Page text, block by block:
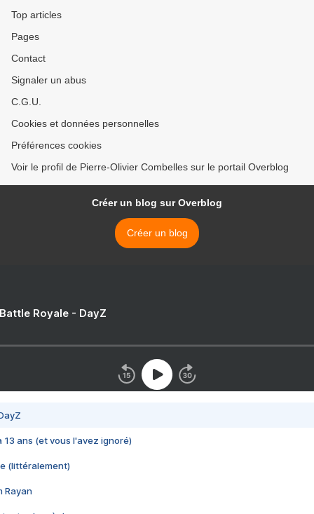
Top articles
Pages
Contact
Signaler un abus
C.G.U.
Cookies et données personnelles
Préférences cookies
Voir le profil de Pierre-Olivier Combelles sur le portail Overblog
Créer un blog sur Overblog
Créer un blog
Royale - DayZ
13 ans (et vous l'avez ignoré)
(littéralement)
Rayan